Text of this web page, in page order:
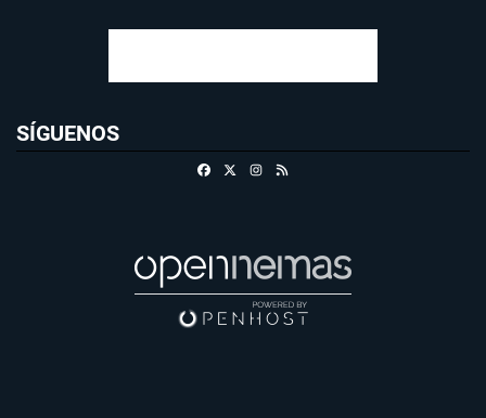
SÍGUENOS
FacebookInstagram